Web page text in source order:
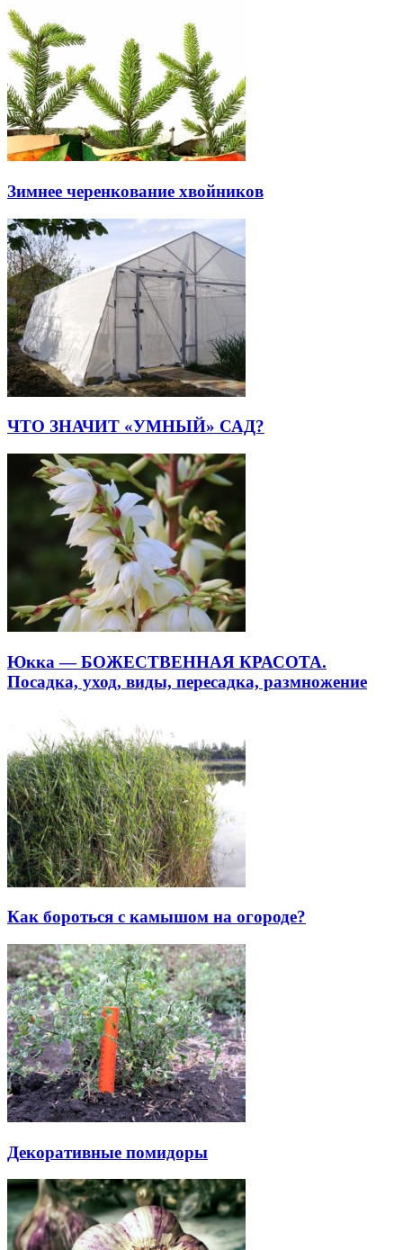
Зимнее черенкование хвойников
ЧТО ЗНАЧИТ «УМНЫЙ» САД?
Юкка — БОЖЕСТВЕННАЯ КРАСОТА.
Посадка, уход, виды, пересадка, размножение
Как бороться с камышом на огороде?
Декоративные помидоры